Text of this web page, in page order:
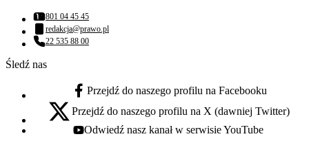
Numer telefonu:
801 04 45 45
Adres email:
redakcja@prawo.pl
Numer telefonu:
22 535 88 00
Śledź nas
facebook - otwiera się w nowej karcie
Przejdź do naszego profilu na Facebooku
x - otwiera się w nowej karcie
Przejdź do naszego profilu na X (dawniej Twitter)
youtube - otwiera się w nowej karcie
Odwiedź nasz kanał w serwisie YouTube